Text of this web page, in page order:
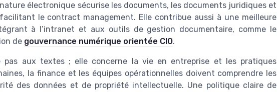
électronique sécurise les documents, les documents juridiques et
le contract management. Elle contribue aussi à une meilleure
à l’intranet et aux outils de gestion documentaire, comme le
de gouvernance numérique orientée CIO.
aux textes ; elle concerne la vie en entreprise et les pratiques
la finance et les équipes opérationnelles doivent comprendre les
des données et de propriété intellectuelle. Une politique claire de